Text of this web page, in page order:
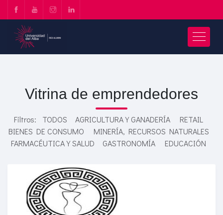
Vitrina de emprendedores
Filtros: TODOS AGRICULTURA Y GANADERÍA
RETAIL
BIENES DE CONSUMO
MINERÍA, RECURSOS NATURALES
FARMACÉUTICA Y SALUD
GASTRONOMÍA EDUCACIÓN